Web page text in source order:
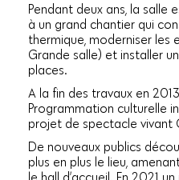
Pendant deux ans, la salle
à un grand chantier qui
thermique, moderniser les
Grande salle) et installer
places.
A la fin des travaux en
Programmation culturelle
projet de spectacle vivant
De nouveaux publics
plus en plus le lieu,